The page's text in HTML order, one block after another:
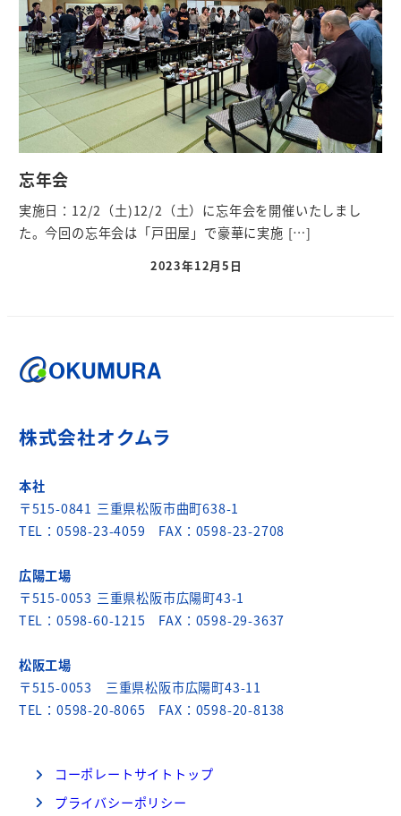
忘年会
実施日：12/2（土)12/2（土）に忘年会を開催いたしまし
た。今回の忘年会は「戸田屋」で豪華に実施 […]
2023年12月5日
株式会社オクムラ
本社
〒515-0841 三重県松阪市曲町638-1
TEL：0598-23-4059 FAX：0598-23-2708
広陽工場
〒515-0053 三重県松阪市広陽町43-1
TEL：0598-60-1215 FAX：0598-29-3637
松阪工場
〒515-0053 三重県松阪市広陽町43-11
TEL：0598-20-8065 FAX：0598-20-8138
コーポレートサイトトップ
プライバシーポリシー